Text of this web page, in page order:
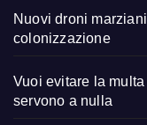
Nuovi droni
colonizzazione
Vuoi evitare la multa
servono a nulla